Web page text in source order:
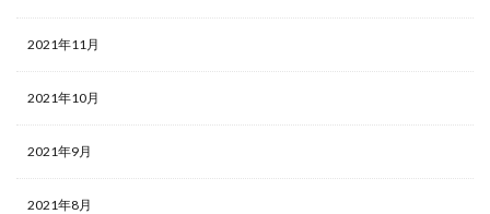
2021年11月
2021年10月
2021年9月
2021年8月